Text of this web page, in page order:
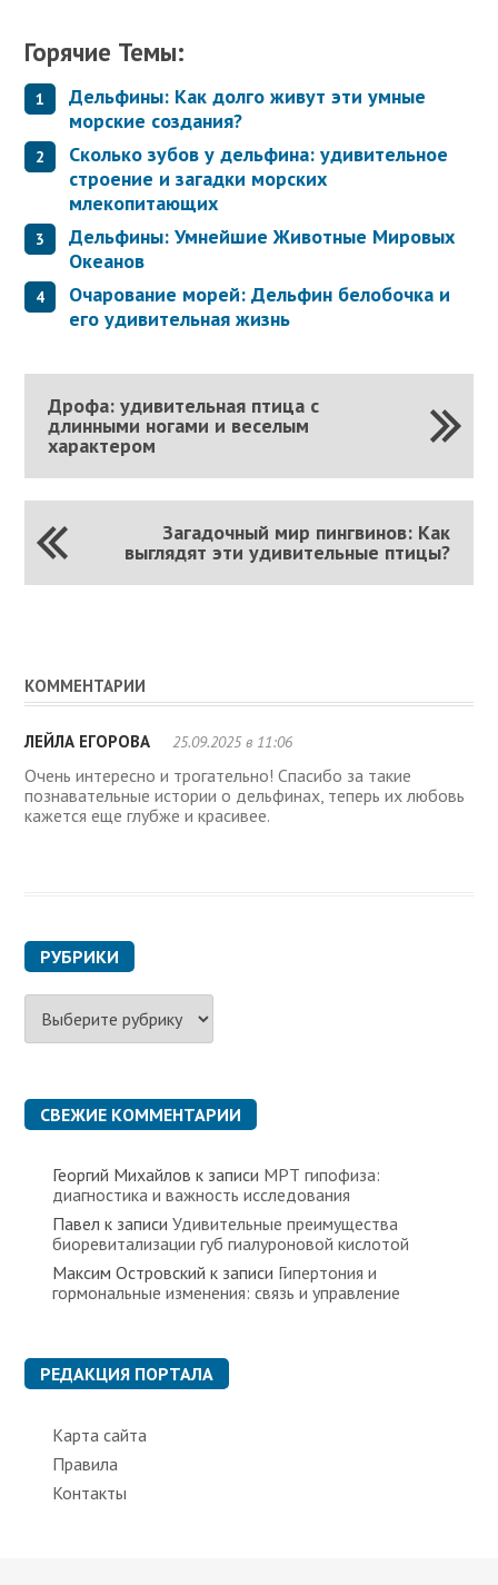
Горячие Темы:
Дельфины: Как долго живут эти умные
морские создания?
Сколько зубов у дельфина: удивительное
строение и загадки морских
млекопитающих
Дельфины: Умнейшие Животные Мировых
Океанов
Очарование морей: Дельфин белобочка и
его удивительная жизнь
Дрофа: удивительная птица с
длинными ногами и веселым
характером
Загадочный мир пингвинов: Как
выглядят эти удивительные птицы?
КОММЕНТАРИИ
ЛЕЙЛА ЕГОРОВА 25.09.2025 в 11:06
Очень интересно и трогательно! Спасибо за такие
познавательные истории о дельфинах, теперь их любовь
кажется еще глубже и красивее.
РУБРИКИ
б
к
и СВЕЖИЕ КОММЕНТАРИИ
Георгий Михайлов к записи МРТ гипофиза:
диагностика и важность исследования
Павел к записиУдивительные преимущества
биоревитализации губ гиалуроновой кислотой
Максим Островский к записи Гипертония и
гормональные изменения: связь и управление
РЕДАКЦИЯ ПОРТАЛА
Карта сайта
Правила
Контакты